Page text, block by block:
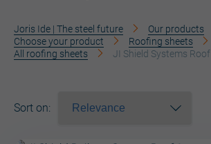
Joris Ide | The steel future
Our products
Choose your product
Roofing sheets
All roofing sheets
JI Shield Systems Roof
Sort on: